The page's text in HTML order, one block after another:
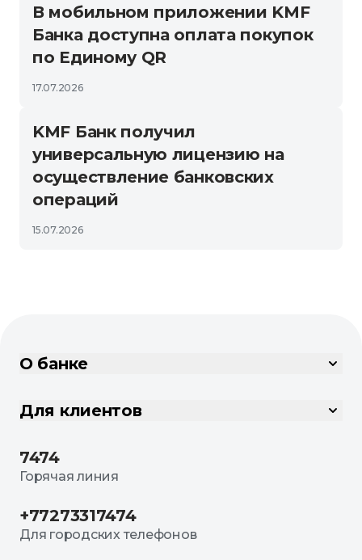
В мобильном приложении KMF
Банка доступна оплата покупок
по Единому QR
17.07.2026
KMF Банк получил
универсальную лицензию на
осуществление банковских
операций
15.07.2026
О банке
Для клиентов
7474
Горячая линия
+77273317474
Для городских телефонов